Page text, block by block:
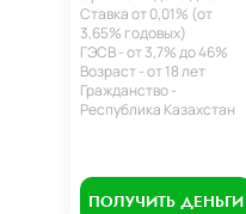
Ставка от 0,01% (от
3,65% годовых)
ГЭСВ - от 3,7% до 46%
Возраст - от 18 лет
Гражданство -
Республика Казахстан
ПОЛУЧИТЬ ДЕНЬГИ